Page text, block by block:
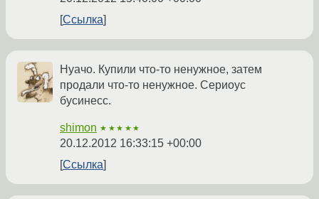
Ссылка
Нуачо. Купили что-то ненужное, затем
продали что-то ненужное. Сериоус
бусинесс.
shimon ★★★★★
20.12.2012 16:33:15 +00:00
Ссылка